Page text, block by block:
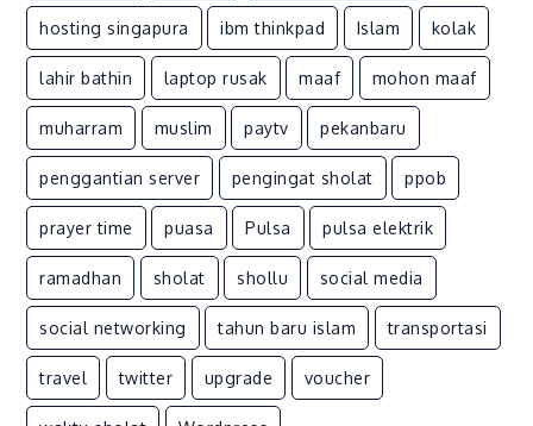
hosting singapura ibm thinkpad Islam kolak
lahir bathin laptop rusak maaf mohon maaf
muharram muslim paytv pekanbaru
penggantian server pengingat sholat ppob
prayer time puasa Pulsa pulsa elektrik
ramadhan sholat shollu social media
social networking tahun baru islam transportasi
travel twitter upgrade voucher